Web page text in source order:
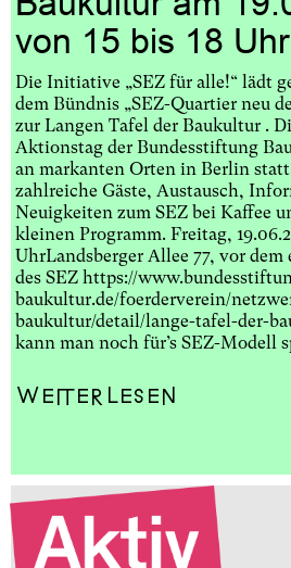
von 15 bis 18 Uhr
Die Initiative „SEZ für alle!“ lädt
dem Bündnis „SEZ-Quartier neu
zur Langen Tafel der Baukultur .
Aktionstag der Bundesstiftung
an markanten Orten in Berlin
zahlreiche Gäste, Austausch,
Neuigkeiten zum SEZ bei Kaffee
kleinen Programm. Freitag, 19.06.2026, von 15 bis 18
UhrLandsberger Allee 77, vor
des SEZ https://www.bundesstiftung-
baukultur.de/foerderverein/
baukultur/detail/lange-tafel-der-
kann man noch für’s SEZ-Modell
Weiterlesen